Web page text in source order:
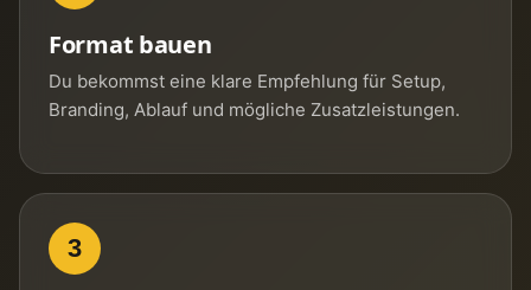
Format bauen
Du bekommst eine klare Empfehlung für Setup,
Branding, Ablauf und mögliche Zusatzleistungen.
3